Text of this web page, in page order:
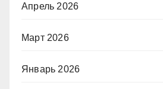
Апрель 2026
Март 2026
Январь 2026